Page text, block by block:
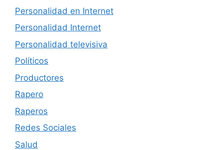
Personalidad en Internet
Personalidad Internet
Personalidad televisiva
Políticos
Productores
Rapero
Raperos
Redes Sociales
Salud